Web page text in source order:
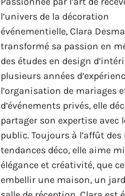
l’univers de la décoration
événementielle, Clara
transformé sa passion en
des études en design
plusieurs années
l’organisation de mariages
d’événements privés, elle
partager son expertise avec
public. Toujours à l’affût des
tendances déco, elle aime
élégance et créativité, que
embellir une maison, un